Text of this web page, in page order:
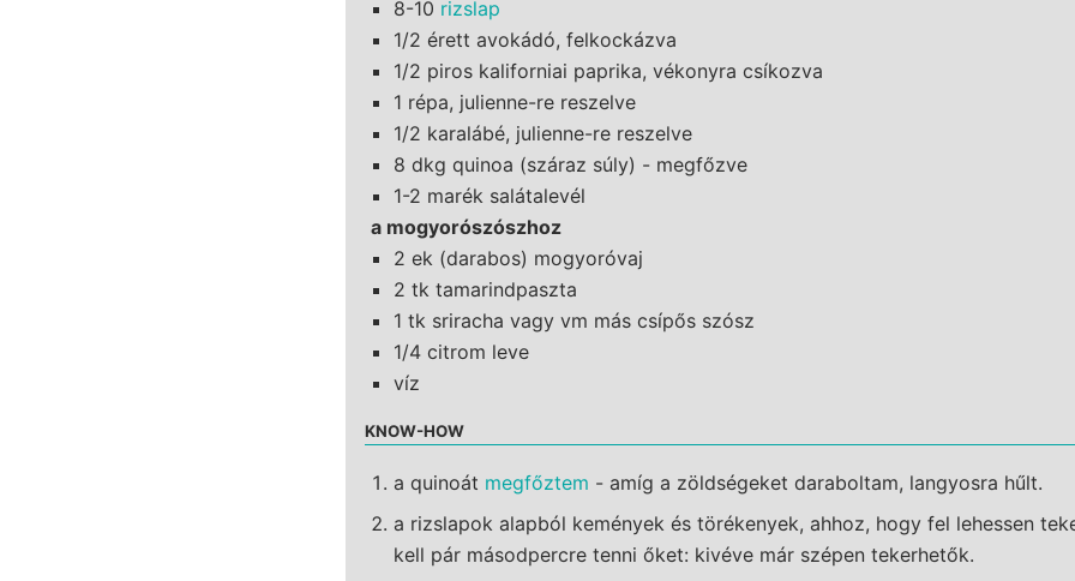
8-10 rizslap
1/2 érett avokádó, felkockázva
1/2 piros kaliforniai paprika, vékonyra csíkozva
1 répa, julienne-re reszelve
1/2 karalábé, julienne-re reszelve
8 dkg quinoa (száraz súly) - megfőzve
1-2 marék salátalevél
a mogyorószószhoz
2 ek (darabos) mogyoróvaj
2 tk tamarindpaszta
1 tk sriracha vagy vm más csípős szósz
1/4 citrom leve
víz
KNOW-HOW
a quinoát megfőztem - amíg a zöldségeket daraboltam, langyosra hűlt.
a rizslapok alapból kemények és törékenyek, ahhoz, hogy fel lehessen
kell pár másodpercre tenni őket: kivéve már szépen tekerhetők.